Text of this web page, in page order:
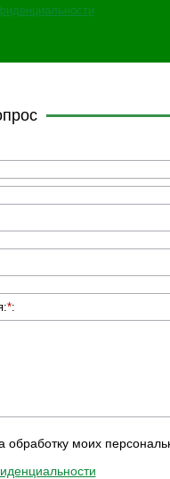
*:
обработку моих